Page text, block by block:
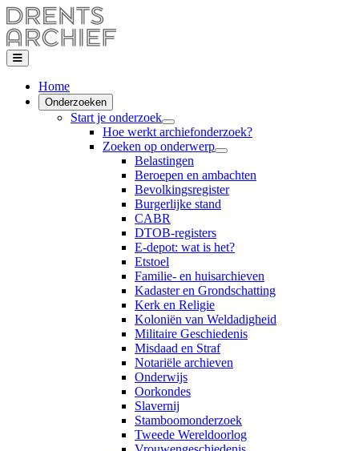
Home
Onderzoeken
Start je onderzoek
Hoe werkt archiefonderzoek?
Zoeken op onderwerp
Belastingen
Beroepen en ambachten
Bevolkingsregister
Burgerlijke stand
CABR
DTOB-registers
E-depot: wat is het?
Etstoel
Familie- en huisarchieven
Kadaster en Grondschatting
Kerk en Religie
Koloniën van Weldadigheid
Militaire Geschiedenis
Misdaad en Straf
Notariële archieven
Onderwijs
Oorkondes
Slavernij
Stamboomonderzoek
Tweede Wereldoorlog